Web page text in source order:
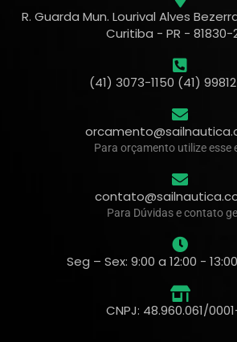
R. Guarda Mun. Lourival Alves
Curitiba - PR - 81830-
(41) 3073-1150 (41)
Para orçamento utilize esse
Para Dúvidas e contato
Seg – Sex: 9:00 a 12:00 -
CNPJ: 48.960.061/